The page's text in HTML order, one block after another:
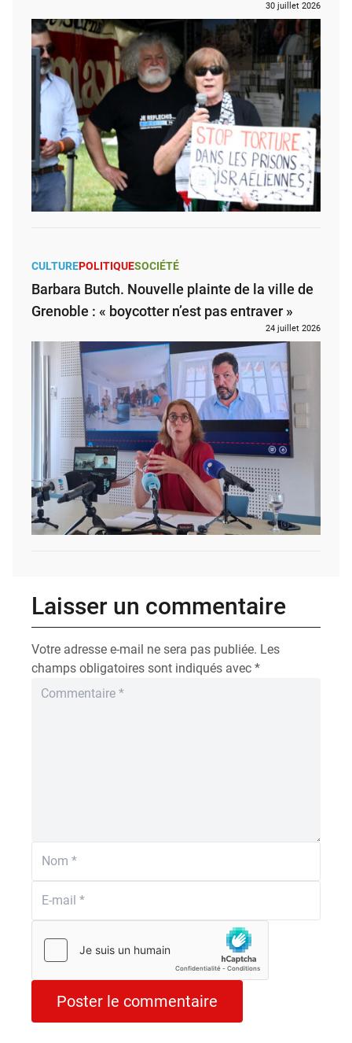
30 juillet 2026
CULTUREPOLITIQUESOCIÉTÉ
Barbara Butch. Nouvelle plainte de la ville de
Grenoble : « boycotter n’est pas entraver »
24 juillet 2026
Laisser un commentaire
Votre adresse e-mail ne sera pas publiée. Les
champs obligatoires sont indiqués avec *